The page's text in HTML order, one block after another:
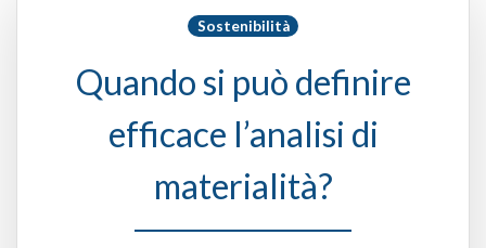
Sostenibilità
Quando si può definire
efficace l’analisi di
materialità?